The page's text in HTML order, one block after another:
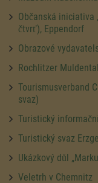
Občanská iniciativa
čtvrť), Eppendorf
Obrazové
Rochlitzer
Tourismusverband
svaz)
Turistický
Turistický svaz
Ukázkový důl
Veletrh v Chemnitz